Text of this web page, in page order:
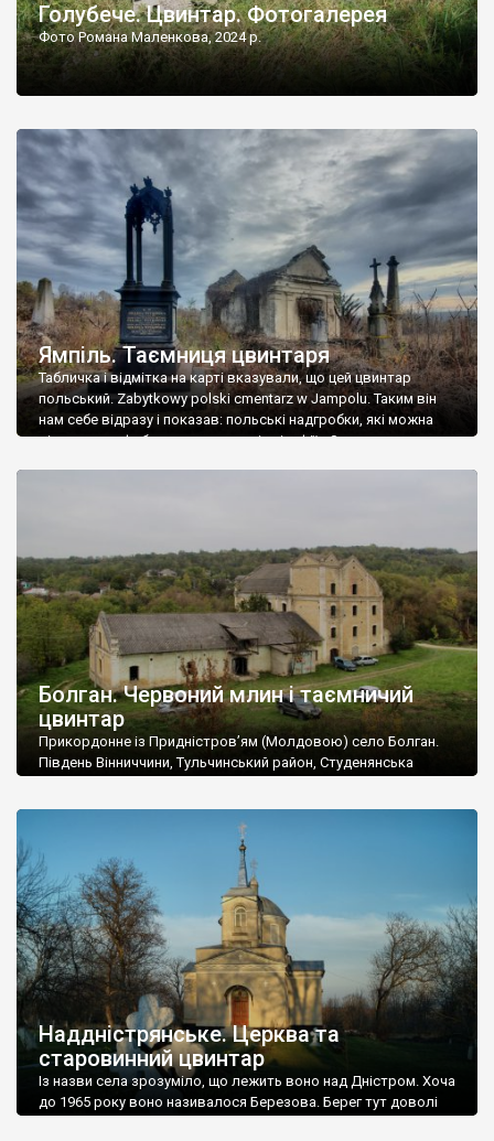
Голубече. Цвинтар. Фотогалерея
Фото Романа Маленкова, 2024 р.
Ямпіль. Таємниця цвинтаря
Табличка і відмітка на карті вказували, що цей цвинтар
польський. Zabytkowy polski cmentarz w Jampolu. Таким він
нам себе відразу і показав: польські надгробки, які можна
віднести до фабричних, польські епітафії… Загалом цвинтар
Болган. Червоний млин і таємничий
цвинтар
Прикордонне із Придністров’ям (Молдовою) село Болган.
Південь Вінниччини, Тульчинський район, Студенянська
старовинний цвинтар із кам’яними хрестами. Всі епітафії, які
збереглися, написані кирилицею, церковнослов’янською
мовою. За всіма традиційними ознаками – цвинтар
український. Хрести датуються 19 століттям. У 1924-1940
роках Болган […]
Наддністрянське. Церква та
старовинний цвинтар
Із назви села зрозуміло, що лежить воно над Дністром. Хоча
до 1965 року воно називалося Березова. Берег тут доволі